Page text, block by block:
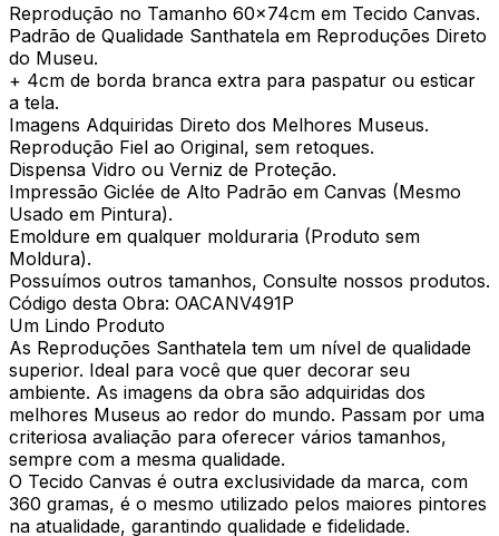
Reprodução no Tamanho 60x74cm em Tecido Canvas.
Padrão de Qualidade Santhatela em Reproduções Direto
do Museu.
+ 4cm de borda branca extra para paspatur ou esticar
a tela.
Imagens Adquiridas Direto dos Melhores Museus.
Reprodução Fiel ao Original, sem retoques.
Dispensa Vidro ou Verniz de Proteção.
Impressão Giclée de Alto Padrão em Canvas (Mesmo
Usado em Pintura).
Emoldure em qualquer molduraria (Produto sem
Moldura).
Possuímos outros tamanhos, Consulte nossos produtos.
Código desta Obra: OACANV491P
Um Lindo Produto
As Reproduções Santhatela tem um nível de qualidade
superior. Ideal para você que quer decorar seu
ambiente. As imagens da obra são adquiridas dos
melhores Museus ao redor do mundo. Passam por uma
criteriosa avaliação para oferecer vários tamanhos,
sempre com a mesma qualidade.
O Tecido Canvas é outra exclusividade da marca, com
360 gramas, é o mesmo utilizado pelos maiores pintores
na atualidade, garantindo qualidade e fidelidade.